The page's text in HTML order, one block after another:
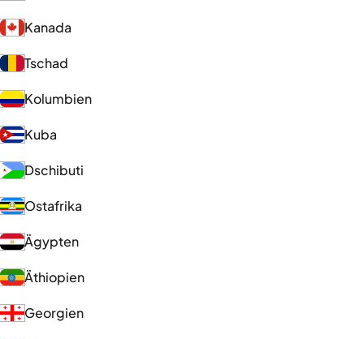
Kanada
Tschad
Kolumbien
Kuba
Dschibuti
Ostafrika
Ägypten
Äthiopien
Georgien